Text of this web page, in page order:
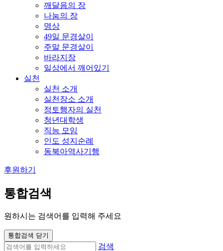
깨달음의 장
나눔의 장
명상
49일 문경살이
주말 문경살이
바라지장
일상에서 깨어있기
실천
실천 소개
실천장소 소개
정토행자의 실천
청년대학생
직능 모임
인도 성지순례
동북아역사기행
후원하기
통합검색
원하시는 검색어를 입력해 주세요
통합검색 닫기
검색